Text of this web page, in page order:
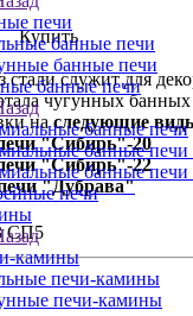
печи
банные печи
банные печи
банные печи
банные печи
банные печи
банные печи
печи
камины
печи-камины
печи-камины
Купить
стали служит для
чугунных
наследующие
"Сибирь"-20
"Сибирь"-22
"Дубрава"
СП5